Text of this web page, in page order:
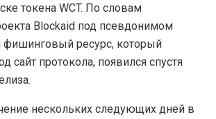
токена WCT. По словам
Blockaid под псевдонимом
фишинговый ресурс, который
сайт протокола, появился спустя
нескольких следующих дней в